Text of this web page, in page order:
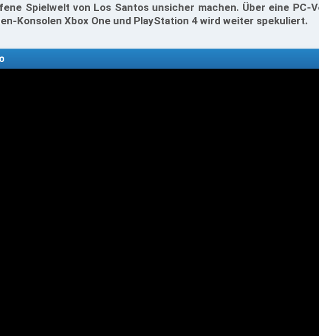
Spielwelt von Los Santos unsicher machen. Über eine PC-
Konsolen Xbox One und PlayStation 4 wird weiter spekuliert.